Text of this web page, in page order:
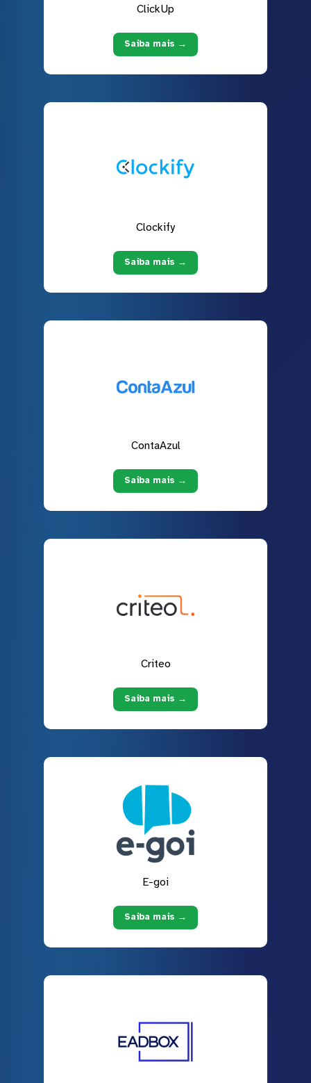
ClickUp
Saiba mais →
Clockify
Saiba mais →
ContaAzul
Saiba mais →
Criteo
Saiba mais →
E-goi
Saiba mais →